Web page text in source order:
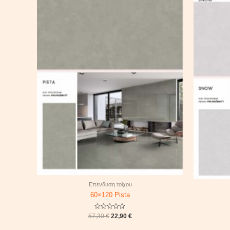
Επένδυση τοίχου
60×120 Pista
Rated
0
57,30€ 22,90 €